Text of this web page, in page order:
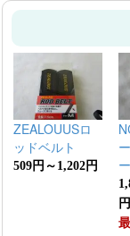
ZEALOUUSロ
ッドベルト
509円～1,202円
円